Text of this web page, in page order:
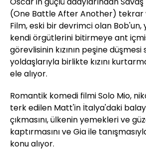
(One Battle After Another) tekrar
Film, eski bir devrimci olan Bob'un,
kendi örgütlerini bitirmeye ant
görevlisinin kızının peşine düşmesi
yoldaşlarıyla birlikte kızını
ele alıyor.
Romantik komedi filmi Solo Mio,
terk edilen Matt'in İtalya'daki
çıkmasını, ülkenin yemekleri ve
kaptırmasını ve Gia ile
konu alıyor.